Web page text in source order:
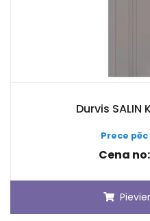
Durvis
Prece
Cena no: